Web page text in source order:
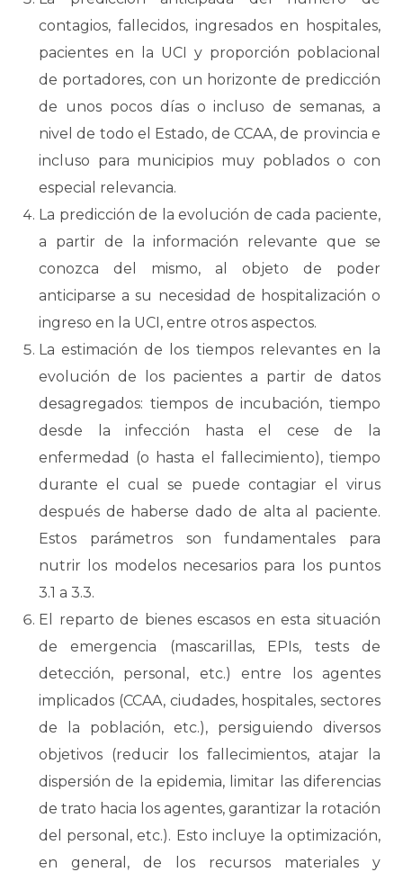
contagios, fallecidos, ingresados en hospitales,
pacientes en la UCI y proporción poblacional
de portadores, con un horizonte de predicción
de unos pocos días o incluso de semanas, a
nivel de todo el Estado, de CCAA, de provincia e
incluso para municipios muy poblados o con
especial relevancia.
La predicción de la evolución de cada paciente,
a partir de la información relevante que se
conozca del mismo, al objeto de poder
anticiparse a su necesidad de hospitalización o
ingreso en la UCI, entre otros aspectos.
La estimación de los tiempos relevantes en la
evolución de los pacientes a partir de datos
desagregados: tiempos de incubación, tiempo
desde la infección hasta el cese de la
enfermedad (o hasta el fallecimiento), tiempo
durante el cual se puede contagiar el virus
después de haberse dado de alta al paciente.
Estos parámetros son fundamentales para
nutrir los modelos necesarios para los puntos
3.1 a 3.3.
El reparto de bienes escasos en esta situación
de emergencia (mascarillas, EPIs, tests de
detección, personal, etc.) entre los agentes
implicados (CCAA, ciudades, hospitales, sectores
de la población, etc.), persiguiendo diversos
objetivos (reducir los fallecimientos, atajar la
dispersión de la epidemia, limitar las diferencias
de trato hacia los agentes, garantizar la rotación
del personal, etc.). Esto incluye la optimización,
en general, de los recursos materiales y